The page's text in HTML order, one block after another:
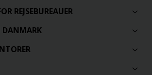
REJSEBUREAUER
DANMARK